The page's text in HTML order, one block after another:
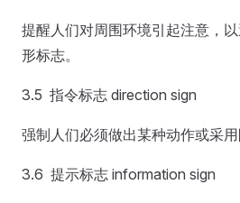
提醒人们对周围环境引起注意，
形标志。
3.5 指令标志 direction sign
强制人们必须做出某种动作或采用
3.6 提示标志 information sign